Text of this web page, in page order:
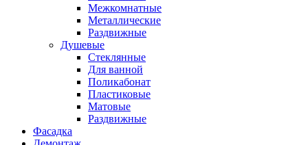
Межкомнатные
Металлические
Раздвижные
Душевые
Стеклянные
Для ванной
Поликабонат
Пластиковые
Матовые
Раздвижные
Фасадка